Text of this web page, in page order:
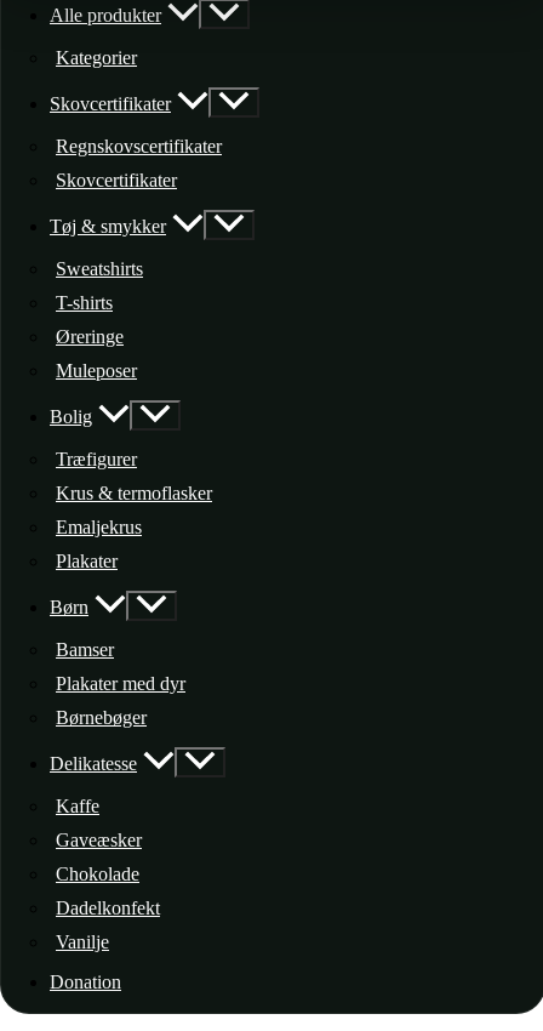
Alle produkter
Kategorier
Skovcertifikater
Regnskovscertifikater
Skovcertifikater
Tøj & smykker
Sweatshirts
T-shirts
Øreringe
Muleposer
Bolig
Træfigurer
Krus & termoflasker
Emaljekrus
Plakater
Børn
Bamser
Plakater med dyr
Børnebøger
Delikatesse
Kaffe
Gaveæsker
Chokolade
Dadelkonfekt
Vanilje
Donation